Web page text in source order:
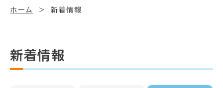
ホーム 新着情報
新着情報